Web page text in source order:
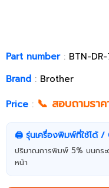
Part number: BTN-
Brand : Brother
Price : 📞 สอบถามรา
🖨️ รุ่นเครื่องพิมพ์ที่ใช้ได้ /
ปริมาณการพิมพ์ 5% บนกร
หน้า